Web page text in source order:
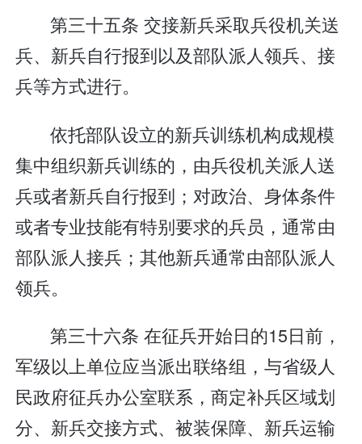
第三十五条 交接新兵采取兵役机关送
兵、新兵自行报到以及部队派人领兵、接
兵等方式进行。
依托部队设立的新兵训练机构成规模
集中组织新兵训练的，由兵役机关派人送
兵或者新兵自行报到；对政治、身体条件
或者专业技能有特别要求的兵员，通常由
部队派人接兵；其他新兵通常由部队派人
领兵。
第三十六条 在征兵开始日的15日前，
军级以上单位应当派出联络组，与省级人
民政府征兵办公室联系，商定补兵区域划
分、新兵交接方式、被装保障、新兵运输